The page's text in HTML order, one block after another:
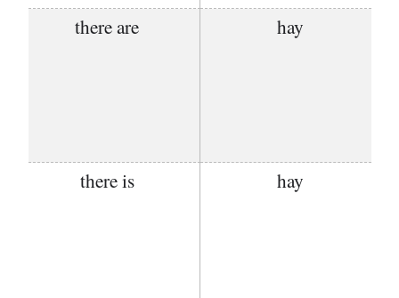
there are hay
there is hay